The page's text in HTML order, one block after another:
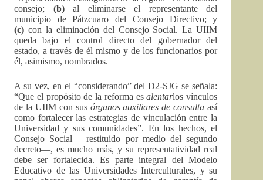
consejo; (b)al eliminarse el representante del
municipio de Pátzcuaro del Consejo Directivo; y
(c) con la eliminación del Consejo Social. La UIIM
queda bajo el control directo del gobernador del
estado, a través de él mismo y de los funcionarios por
él, asimismo, nombrados.
A su vez, en el “considerando” del D2-SJG se señala:
“Que el propósito de la reforma esalentarlos vínculos
de la UIIM con sus órganos auxiliares de consulta así
como fortalecer las estrategias de vinculación entre la
Universidad y sus comunidades”. En los hechos, el
Consejo Social —restituido por medio del segundo
decreto—, es mucho más, y su representatividad real
debe ser fortalecida. Es parte integral del Modelo
Educativo de las Universidades Interculturales, y su